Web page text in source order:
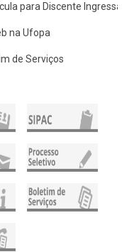
para Discente Ingressante
na Ufopa
de Serviços